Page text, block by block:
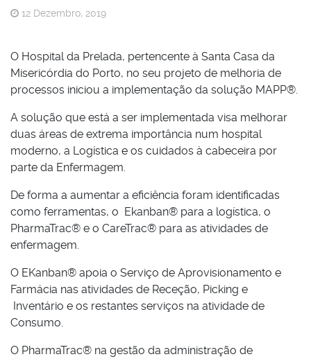
12 Dezembro, 2019
O Hospital da Prelada, pertencente à Santa Casa da
Misericórdia do Porto, no seu projeto de melhoria de
processos iniciou a implementação da solução MAPP®.
A solução que está a ser implementada visa melhorar
duas áreas de extrema importância num hospital
moderno, a Logística e os cuidados à cabeceira por
parte da Enfermagem.
De forma a aumentar a eficiência foram identificadas
como ferramentas, o Ekanban® para a logística, o
PharmaTrac® e o CareTrac® para as atividades de
enfermagem.
O EKanban® apoia o Serviço de Aprovisionamento e
Farmácia nas atividades de Receção, Picking e
Inventário e os restantes serviços na atividade de
Consumo.
O PharmaTrac® na gestão da administração de